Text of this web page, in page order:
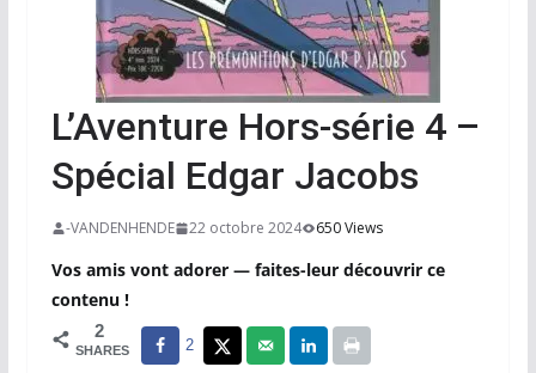
L’Aventure Hors-série 4 –
Spécial Edgar Jacobs
-VANDENHENDE 22 octobre 2024 650 Views
Vos amis vont adorer — faites-leur découvrir ce
contenu !
2
SHARES 2